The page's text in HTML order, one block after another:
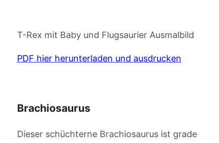
T-Rex mit Baby und Flugsaurier Ausmalbild
PDF hier herunterladen und ausdrucken
Brachiosaurus
Dieser schüchterne Brachiosaurus ist grade